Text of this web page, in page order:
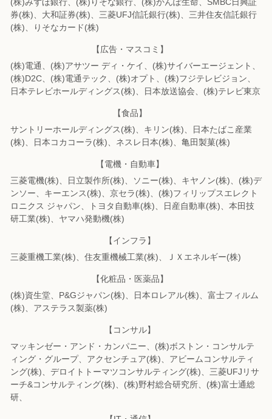
券(株)、 大和証券(株)、三菱UFJ信託銀行(株)、三井住友信託銀行
(株)、りそなカード(株)
【広告・マスコミ】
(株)電通、(株)アサツー ディ・ケイ、(株)サイバーエージェント、
(株)D2C、 (株)電通テック、(株)オプト、(株)フジテレビジョン、
日本テレビホールディングス(株)、
日本放送協会、(株)テレビ東京
【食品】
サントリーホールディングス(株)、キリン(株)、日本たばこ産業
(株)、
日本コカコーラ(株)、ネスレ日本(株)、亀田製菓(株)
【電機・自動車】
三菱電機(株)、日立製作所(株)、ソニー(株)、キヤノン(株)、(株)デ
ンソー、 キーエンス(株)、京セラ(株)、(株)フィリップスエレクト
ロニクス ジャパン、
トヨタ自動車(株)、日産自動車(株)、本田技
研工業(株)、ヤマハ発動機(株)
【インフラ】
三菱重機工業(株)、住友重機械工業(株)、ＪＸエネルギー(株)
【化粧品・医薬品】
(株)資生堂、P&Gジャパン(株)、日本ロレアル(株)、富士フィルム
(株)、 アステラス製薬(株)
【コンサル】
マッキンゼー・アンド・カンパニー、(株)ボストン・コンサルテ
ィング・グループ、 アクセンチュア(株)、アビームコンサルティ
ング(株)、 デロイトトーマツコンサルティング(株)、三菱UFJリサ
ーチ&コンサルティング(株)、 (株)野村総合研究所、(株)富士通総
研、